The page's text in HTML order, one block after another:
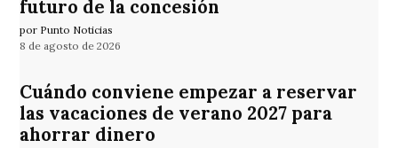
futuro de la concesión
por Punto Noticias
8 de agosto de 2026
Cuándo conviene empezar a reservar
las vacaciones de verano 2027 para
ahorrar dinero